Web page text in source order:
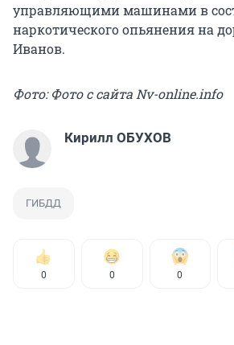
управляющими машинами в
наркотического опьянения на
Иванов.
Фото: Фото с сайта Nv-online.info
Кирилл ОБУХОВ
ГИБДД
0 0 0